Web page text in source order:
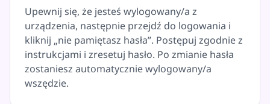
Upewnij się, że jesteś wylogowany/a z
urządzenia, następnie przejdź do logowania i
kliknij „nie pamiętasz hasła”. Postępuj zgodnie z
instrukcjami i zresetuj hasło. Po zmianie hasła
zostaniesz automatycznie wylogowany/a
wszędzie.